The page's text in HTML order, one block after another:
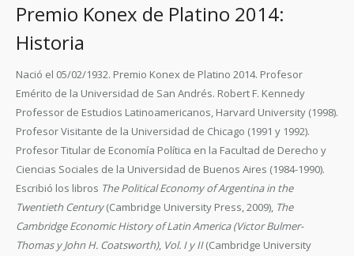
Premio Konex de Platino 2014:
Historia
Nació el 05/02/1932. Premio Konex de Platino 2014. Profesor
Emérito de la Universidad de San Andrés. Robert F. Kennedy
Professor de Estudios Latinoamericanos, Harvard University (1998).
Profesor Visitante de la Universidad de Chicago (1991 y 1992).
Profesor Titular de Economía Política en la Facultad de Derecho y
Ciencias Sociales de la Universidad de Buenos Aires (1984-1990).
Escribió los libros The Political Economy of Argentina in the
Twentieth Century(Cambridge University Press, 2009), The
Cambridge Economic History of Latin America (Victor Bulmer-
Thomas y John H. Coatsworth), Vol. I y II(Cambridge University